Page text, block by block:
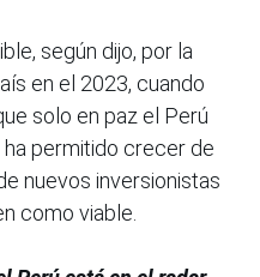
según dijo, por la
en el 2023, cuando
solo en paz el Perú
permitido crecer de
nuevos inversionistas
como viable.